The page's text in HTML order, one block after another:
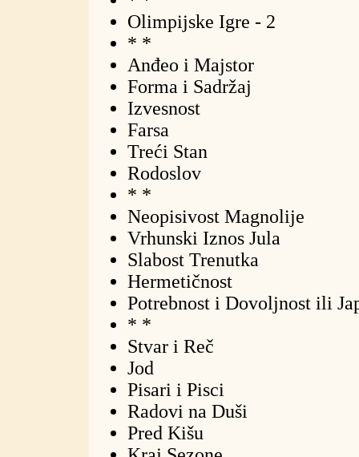
Olimpijske Igre - 2
* *
Anđeo i Majstor
Forma i Sadržaj
Izvesnost
Farsa
Treći Stan
Rodoslov
* *
Neopisivost Magnolije
Vrhunski Iznos Jula
Slabost Trenutka
Hermetičnost
Potrebnost i Dovoljnost ili
* *
Stvar i Reč
Jod
Pisari i Pisci
Radovi na Duši
Pred Kišu